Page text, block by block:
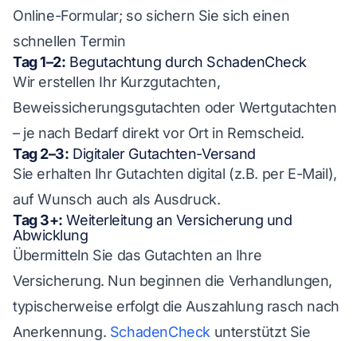
Online-Formular; so sichern Sie sich einen
schnellen Termin
Tag 1–2: Begutachtung durch SchadenCheck
Wir erstellen Ihr Kurzgutachten,
Beweissicherungsgutachten oder Wertgutachten
– je nach Bedarf direkt vor Ort in Remscheid.
Tag 2–3: Digitaler Gutachten-Versand
Sie erhalten Ihr Gutachten digital (z.B. per E-Mail),
auf Wunsch auch als Ausdruck.
Tag 3+: Weiterleitung an Versicherung und
Abwicklung
Übermitteln Sie das Gutachten an Ihre
Versicherung. Nun beginnen die Verhandlungen,
typischerweise erfolgt die Auszahlung rasch nach
Anerkennung. SchadenCheck unterstützt Sie